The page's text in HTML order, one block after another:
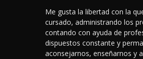
Me gusta la libertad con la
cursado, administrando los
contando con ayuda de
dispuestos constante y
aconsejarnos, enseñarnos y